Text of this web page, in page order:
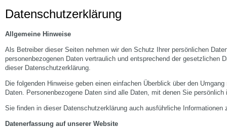
Datenschutzerklärung
Allgemeine Hinweise
Als Betreiber dieser Seiten nehmen wir den Schutz Ihrer persönlichen
personenbezogenen Daten vertraulich und entsprechend der gesetzlichen
dieser Datenschutzerklärung.
Die folgenden Hinweise geben einen einfachen Überblick über den
Daten. Personenbezogene Daten sind alle Daten, mit denen Sie
Sie finden in dieser Datenschutzerklärung auch ausführliche Informationen
Datenerfassung auf unserer Website